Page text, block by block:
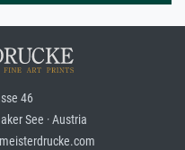
46
See · Austria